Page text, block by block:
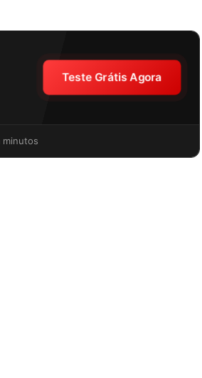
Teste Grátis Agora
minutos